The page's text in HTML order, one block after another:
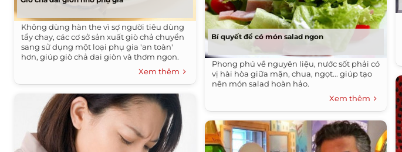
Không dùng hàn the vì sợ người tiêu dùng
tẩy chay, các cơ sở sản xuất giò chả chuyển
sang sử dụng một loại phụ gia 'an toàn'
hơn, giúp giò chả dai giòn và thơm ngon.
Xem thêm
Bí quyết để có món salad ngon
Phong phú về nguyên liệu, nước sốt phải có
vị hài hòa giữa mặn, chua, ngọt... giúp tạo
nên món salad hoàn hảo.
Xem thêm